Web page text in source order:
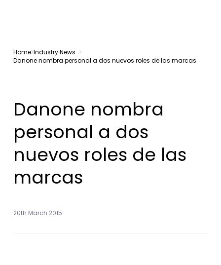
Home Industry News
Danone nombra personal a dos nuevos roles de las marcas
Danone nombra
personal a dos
nuevos roles de las
marcas
20th March 2015